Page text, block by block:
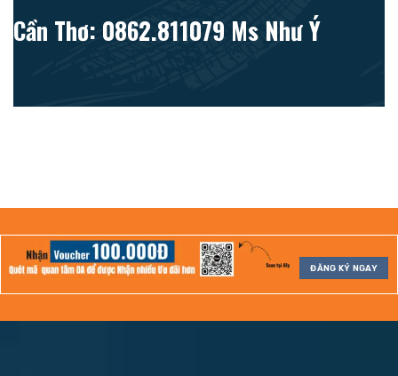
Cần Thơ: 0862.811079 Ms Như Ý
ĐĂNG KÝ NGAY